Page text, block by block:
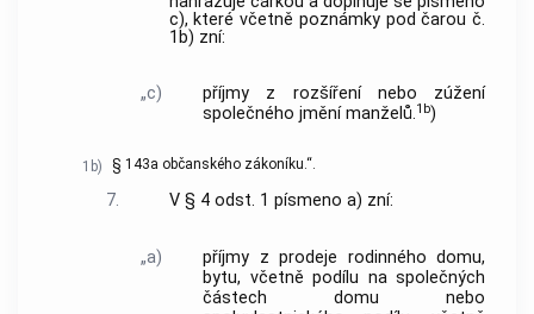
c), které včetně poznámky pod čarou č.
1b) zní:
„c)
příjmy z rozšíření nebo zúžení
společného jmění manželů.1b)
1b) § 143a občanského zákoníku.“.
7. V § 4 odst. 1 písmeno a) zní:
„a)
příjmy z prodeje rodinného domu,
bytu, včetně podílu na společných
částech domu nebo